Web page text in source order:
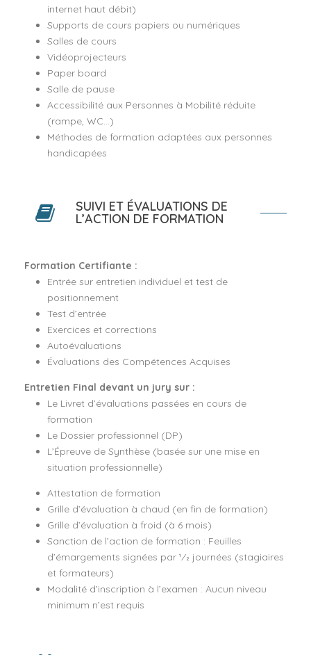
internet haut débit)
Supports de cours papiers ou numériques
Salles de cours
Vidéoprojecteurs
Paper board
Salle de pause
Accessibilité aux Personnes à Mobilité réduite
(rampe, WC...)
Méthodes de formation adaptées aux personnes
handicapées
SUIVI ET ÉVALUATIONS DE
L’ACTION DE FORMATION
Formation Certifiante :
Entrée sur entretien individuel et test de
positionnement
Test d’entrée
Exercices et corrections
Autoévaluations
Évaluations des Compétences Acquises
Entretien Final devant un jury sur :
Le Livret d’évaluations passées en cours de
formation
Le Dossier professionnel (DP)
L’Épreuve de Synthèse (basée sur une mise en
situation professionnelle)
Attestation de formation
Grille d’évaluation à chaud (en fin de formation)
Grille d’évaluation à froid (à 6 mois)
Sanction de l’action de formation : Feuilles
d’émargements signées par 1⁄2 journées (stagiaires
et formateurs)
Modalité d’inscription à l’examen : Aucun niveau
minimum n’est requis